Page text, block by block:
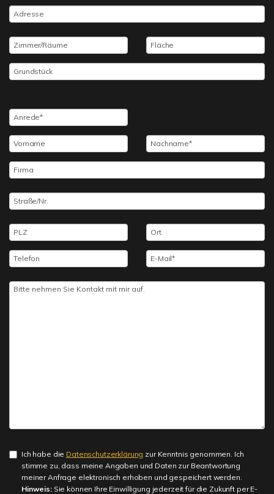
Ich habe die Datenschutzerklärung zur Kenntnis genommen. Ich
stimme zu, dass meine Angaben und Daten zur Beantwortung
meiner Anfrage elektronisch erhoben und gespeichert werden.
Hinweis:Sie können Ihre Einwilligung jederzeit für die Zukunft per E-